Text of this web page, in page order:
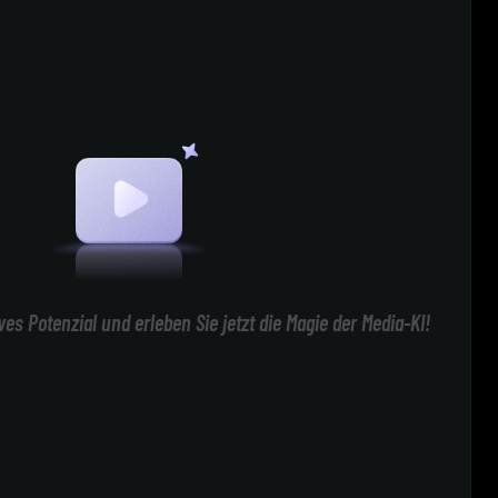
Potenzial und erleben Sie jetzt die Magie der Media-KI!